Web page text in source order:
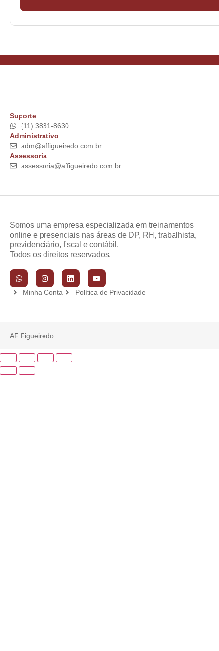
Suporte
(11) 3831-8630
Administrativo
adm@affigueiredo.com.br
Assessoria
assessoria@affigueiredo.com.br
Somos uma empresa especializada em treinamentos
online e presenciais nas áreas de DP, RH, trabalhista,
previdenciário, fiscal e contábil.
Todos os direitos reservados.
Minha Conta Política de Privacidade
AF Figueiredo